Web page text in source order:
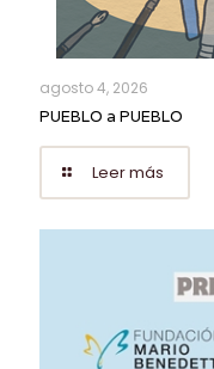
agosto 4, 2026
PUEBLO a PUEBLO
Leer más